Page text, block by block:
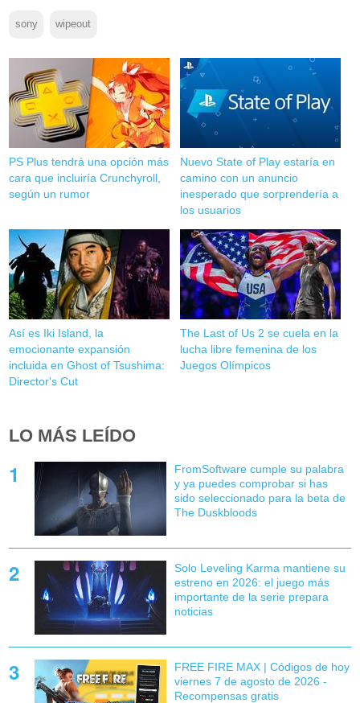
sony wipeout
PS Plus tendrá una opción más
cara que incluiría Crunchyroll,
según un rumor
Nuevo State of Play estaría en
camino con un anuncio
inesperado que sorprendería a
los usuarios
Así es Iki Island, la
emocionante expansión
incluida en Ghost of Tsushima:
Director's Cut
The Last of Us 2 se cuela en la
lucha libre femenina de los
Juegos Olímpicos
LO MÁS LEÍDO
FromSoftware cumple su palabra
y ya puedes comprobar si has
sido seleccionado para la beta de
The Duskbloods
Solo Leveling Karma mantiene su
estreno en 2026: el juego más
importante de la serie prepara
noticias
FREE FIRE MAX | Códigos de hoy
viernes 7 de agosto de 2026 -
Recompensas gratis